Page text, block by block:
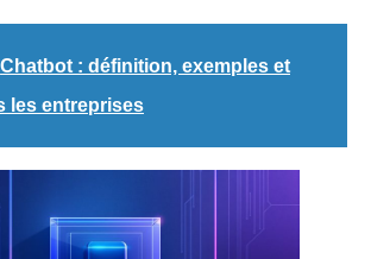
Chatbot : définition, exemples et
les entreprises